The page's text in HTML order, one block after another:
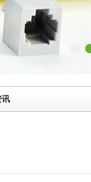
讯